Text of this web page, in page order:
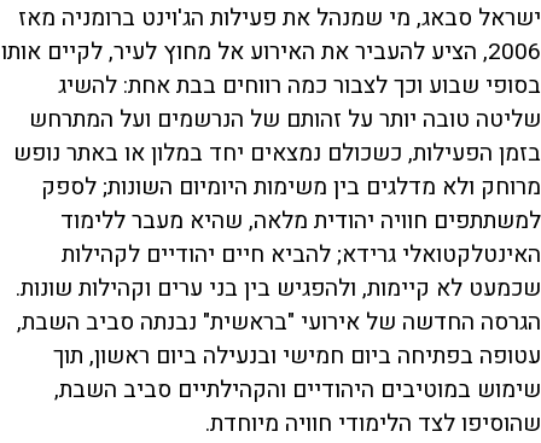
ישראל סבאג, מי שמנהל את פעילות הג'וינט ברומניה מאז
2006, הציע להעביר את האירוע אל מחוץ לעיר, לקיים אותו
בסופי שבוע וכך לצבור כמה רווחים בבת אחת: להשיג
שליטה טובה יותר על זהותם של הנרשמים ועל המתרחש
בזמן הפעילות, כשכולם נמצאים יחד במלון או באתר נופש
מרוחק ולא מדלגים בין משימות היומיום השונות; לספק
למשתתפים חוויה יהודית מלאה, שהיא מעבר ללימוד
האינטלקטואלי גרידא; להביא חיים יהודיים לקהילות
שכמעט לא קיימות, ולהפגיש בין בני ערים וקהילות שונות.
הגרסה החדשה של אירועי "בראשית" נבנתה סביב השבת,
עטופה בפתיחה ביום חמישי ובנעילה ביום ראשון, תוך
שימוש במוטיבים היהודיים והקהילתיים סביב השבת,
שהוסיפו לצד הלימודי חוויה מיוחדת.